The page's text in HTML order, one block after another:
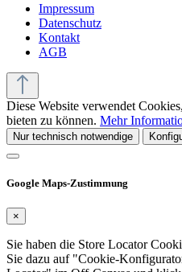
Impressum
Datenschutz
Kontakt
AGB
Diese Website verwendet
bieten zu können. Mehr
Nur technisch notwendige
Google Maps-Zustimmung
×
Sie haben die Store Locator
Sie dazu auf "Cookie-